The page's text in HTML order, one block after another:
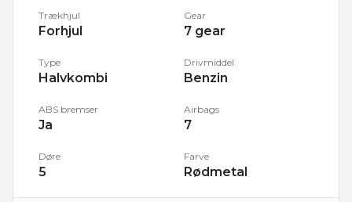
Trækhjul
Forhjul
Gear
7 gear
Type
Halvkombi
Drivmiddel
Benzin
ABS bremser
Ja
Airbags
7
Døre
5
Farve
Rødmetal